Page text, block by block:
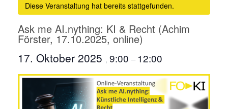
Diese Veranstaltung hat bereits stattgefunden.
Ask me AI.nything: KI & Recht (Achim
Förster, 17.10.2025, online)
17. Oktober 2025 , 9:00 – 12:00